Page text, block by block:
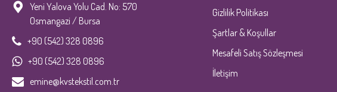
Yeni Yalova Yolu Cad. No: 570
Osmangazi / Bursa
+90 (542) 328 0896
+90 (542) 328 0896
emine@kvstekstil.com.tr
Gizlilik Politikası
Şartlar & Koşullar
Mesafeli Satış Sözleşmesi
İletişim